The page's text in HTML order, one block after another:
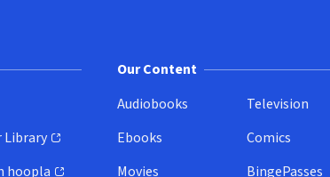
Library
hoopla
Our Content
Audiobooks
Ebooks
Movies
Television
Comics
BingePasses